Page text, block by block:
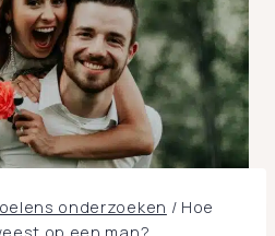
onderzoeken / Hoe